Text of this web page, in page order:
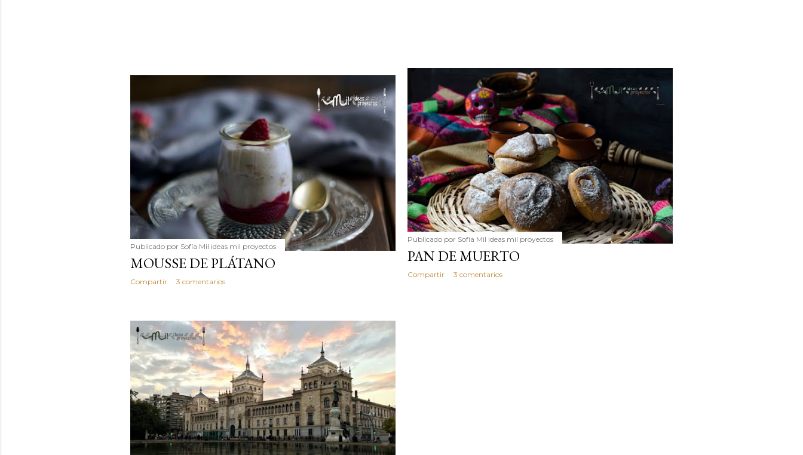
Publicado por Sofía Mil ideas mil proyectos
PAN DE MUERTO
Compartir 3 comentarios
Publicado por Sofía Mil ideas mil proyectos
MOUSSE DE PLÁTANO
Compartir 3 comentarios